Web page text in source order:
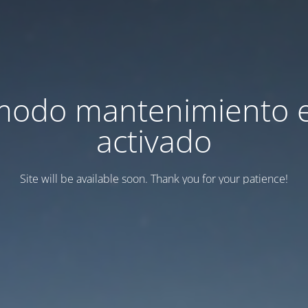
mantenimiento
activado
Site will be available soon. Thank you for your patience!